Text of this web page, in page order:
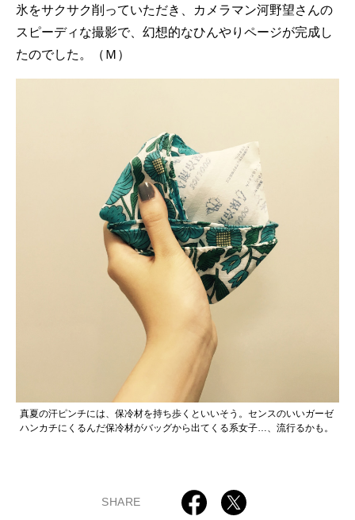
氷をサクサク削っていただき、カメラマン河野望さんの
スピーディな撮影で、幻想的なひんやりページが完成し
たのでした。（Ｍ）
真夏の汗ピンチには、保冷材を持ち歩くといいそう。センスのいいガーゼ
ハンカチにくるんだ保冷材がバッグから出てくる系女子…、流行るかも。
SHARE